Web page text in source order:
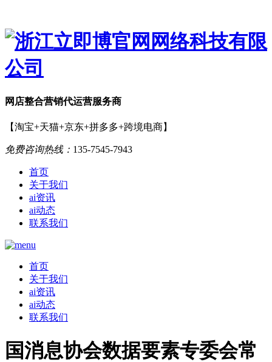
网店整合营销代运营服务商
【淘宝+天猫+京东+拼多多+跨境电商】
免费咨询热线： 135-7545-7943
首页
关于我们
ai资讯
ai动态
联系我们
首页
关于我们
ai资讯
ai动态
联系我们
国消息协会数据要素专委会常